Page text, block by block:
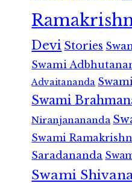
Devi Stories
Swami
Advaitananda
Swami
Niranjanananda
Swami
Saradananda
Swami